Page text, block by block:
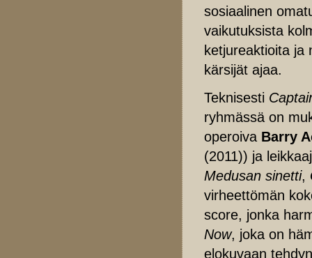
sosiaalinen
vaikutuksista
ketjureaktioita ja
kärsijät ajaa.
Teknisesti
ryhmässä on
operoiva Barry
(2011)) ja
Medusan sinetti,
virheettömän
score, jonka
Now, joka on
elokuvaan